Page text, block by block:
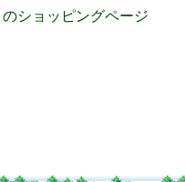
のショッピングページ